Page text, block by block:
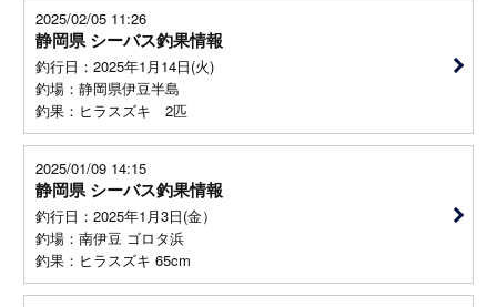
2025/02/05 11:26
静岡県 シーバス釣果情報
釣行日：2025年1月14日(火)
釣場：静岡県伊豆半島
釣果：ヒラスズキ 2匹
2025/01/09 14:15
静岡県 シーバス釣果情報
釣行日：2025年1月3日(金）
釣場：南伊豆 ゴロタ浜
釣果：ヒラスズキ 65cm